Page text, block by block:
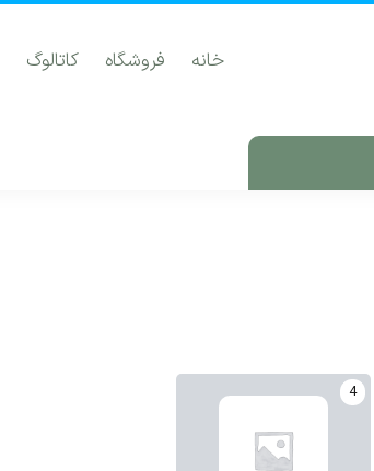
خانه فروشگاه کاتالوگ
4